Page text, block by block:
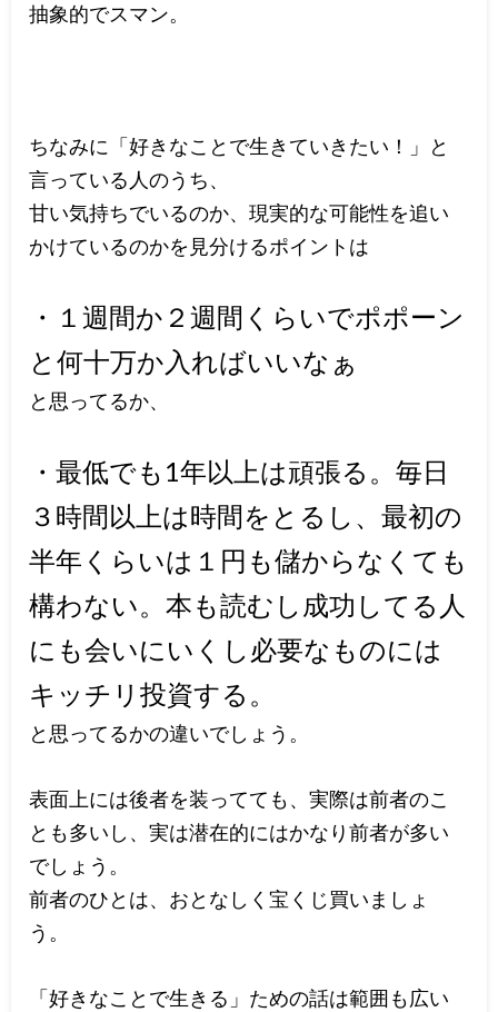
抽象的でスマン。
ちなみに「好きなことで生きていきたい！」と
言っている人のうち、
甘い気持ちでいるのか、現実的な可能性を追い
かけているのかを見分けるポイントは
・１週間か２週間くらいでポポーン
と何十万か入ればいいなぁ
と思ってるか、
・最低でも1年以上は頑張る。毎日
３時間以上は時間をとるし、最初の
半年くらいは１円も儲からなくても
構わない。本も読むし成功してる人
にも会いにいくし必要なものには
キッチリ投資する。
と思ってるかの違いでしょう。
表面上には後者を装ってても、実際は前者のこ
とも多いし、実は潜在的にはかなり前者が多い
でしょう。
前者のひとは、おとなしく宝くじ買いましょ
う。
「好きなことで生きる」ための話は範囲も広い